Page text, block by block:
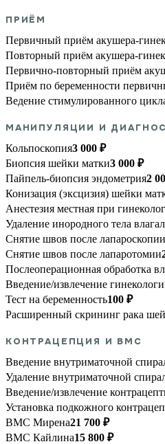
ПРИЁМ
Первичный приём акушера-
Повторный приём акушера-
Первично-повторный приём
Приём по беременности
Ведение стимулированного
МАНИПУЛЯЦИИ И
Кольпоскопия3 000 ₽
Биопсия шейки матки3 000 ₽
Пайпель-биопсия эндометрия2
Конизация (эксцизия) шейки
Анестезия местная при
Удаление инородного тела
Снятие швов после лапароскопии
Снятие швов после лапаротомии
Послеоперационная обработка
Введение/извлечение
Тест на беременность100 ₽
Расширенный скрининг рака
КОНТРАЦЕПЦИЯ И ВМС
Введение внутриматочной
Удаление внутриматочной
Введение/извлечение
Установка подкожного
ВМС Мирена21 700 ₽
ВМС Кайлина15 800 ₽